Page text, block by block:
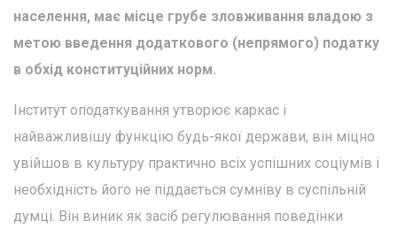
населення, має місце грубе зловживання владою з
метою введення додаткового (непрямого) податку
в обхід конституційних норм.
Інститут оподаткування утворює каркас і
найважливішу функцію будь-якої держави, він міцно
увійшов в культуру практично всіх успішних соціумів і
необхідність його не піддається сумніву в суспільній
думці. Він виник як засіб регулювання поведінки